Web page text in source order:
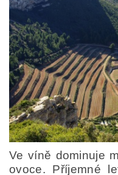
Ve víně dominuje
ovoce. Příjemné